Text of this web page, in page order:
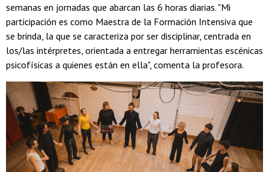
semanas en jornadas que abarcan las 6 horas diarias. "Mi
participación es como Maestra de la Formación Intensiva que
se brinda, la que se caracteriza por ser disciplinar, centrada en
los/las intérpretes, orientada a entregar herramientas escénicas
psicofísicas a quienes están en ella", comenta la profesora.